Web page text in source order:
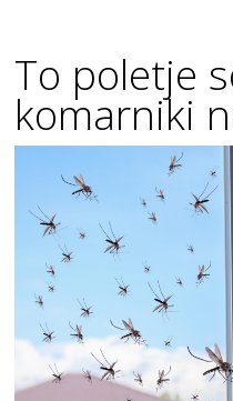
To poletje
komarniki